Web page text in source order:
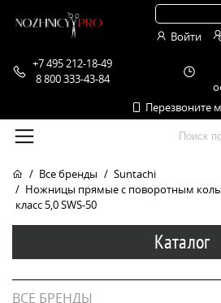
+7 495 212-18-49
8 800 333-43-84
Перезвоните
Войти
Все бренды
Suntachi
Ножницы прямые с поворотным
класс 5,0 SWS-50
Каталог
ВСЕ БРЕНДЫ